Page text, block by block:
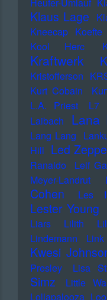
Klaus Lage
Kneecap Koefte
Kool Herc
Kraftwerk
Kristofferson
Kurt Cobain
L.A. Priest L7
Laibach Lana
Lang Lang
Hill Led
Ranaldo
Leif
Meyer-Landrut
Cohen
Les
Lester Young
Liars
Lilith
Lindemann
Kwesi
Presley
Lisa
Simz
Little
Lollapalooza